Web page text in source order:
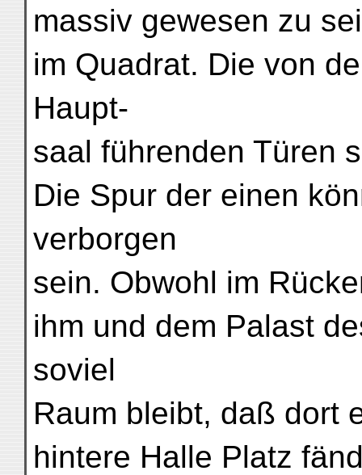
massiv gewesen zu
im Quadrat. Die von
Haupt-
saal führenden Türen
Die Spur der einen
verborgen
sein. Obwohl im
ihm und dem Palast
soviel
Raum bleibt, daß dort
hintere Halle Platz